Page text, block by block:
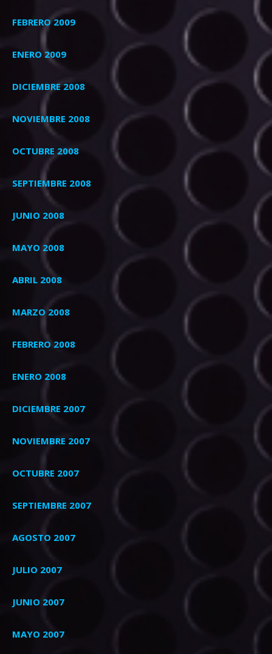
FEBRERO 2009
ENERO 2009
DICIEMBRE 2008
NOVIEMBRE 2008
OCTUBRE 2008
SEPTIEMBRE 2008
JUNIO 2008
MAYO 2008
ABRIL 2008
MARZO 2008
FEBRERO 2008
ENERO 2008
DICIEMBRE 2007
NOVIEMBRE 2007
OCTUBRE 2007
SEPTIEMBRE 2007
AGOSTO 2007
JULIO 2007
JUNIO 2007
MAYO 2007